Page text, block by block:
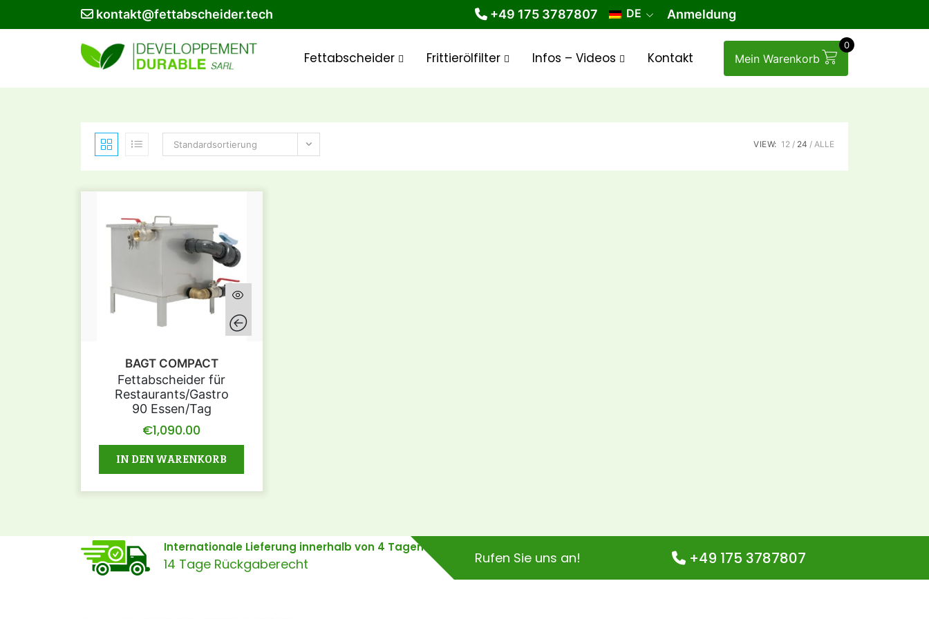
kontakt@fettabscheider.tech +49 175 3787807 DE Anmeldung
Fettabscheider Frittierölfilter Infos – Videos Kontakt Mein Warenkorb
0
Standardsortierung VIEW: 12 24 ALLE
BAGT COMPACT
Fettabscheider für
Restaurants/Gastro
90 Essen/Tag
€1,090.00
IN DEN WARENKORB
Internationale Lieferung innerhalb von 4 Tagen
14 Tage Rückgaberecht Rufen Sie uns an! +49 175 3787807